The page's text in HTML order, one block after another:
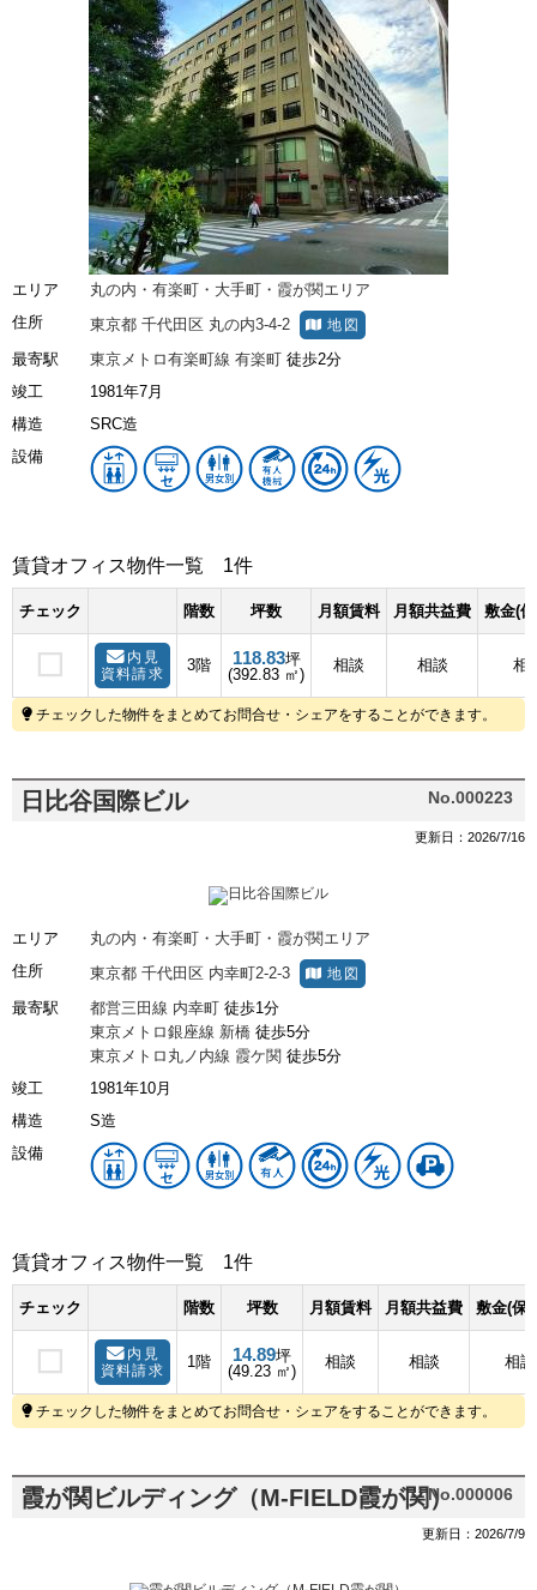
エリア
丸の内・有楽町・大手町・霞が関エリア
住所
東京都 千代田区 丸の内3-4-2 地図
最寄駅 東京メトロ有楽町線 有楽町 徒歩2分
竣工
1981年7月
構造
SRC造
設備
賃貸オフィス物件一覧 1件
チェック 階数 坪数 月額賃料 月額共益費 敷金(
内見
資料請求
3階 118.83坪
(392.83 ㎡)
相談 相談 相
チェックした物件をまとめてお問合せ・シェアをすることができます。
日比谷国際ビル No.000223
更新日：2026/7/16
エリア
丸の内・有楽町・大手町・霞が関エリア
住所
東京都 千代田区 内幸町2-2-3 地図
最寄駅 都営三田線 内幸町 徒歩1分
東京メトロ銀座線 新橋 徒歩5分
東京メトロ丸ノ内線 霞ケ関 徒歩5分
竣工
1981年10月
構造
S造
設備
賃貸オフィス物件一覧 1件
チェック 階数 坪数 月額賃料 月額共益費 敷金(保
内見
資料請求
1階 14.89坪
(49.23 ㎡)
相談 相談 相談
チェックした物件をまとめてお問合せ・シェアをすることができます。
霞が関ビルディング（M-FIELD霞が関）No.000006
更新日：2026/7/9